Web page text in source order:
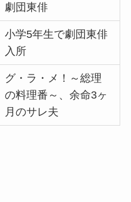
劇団東俳
小学5年生で劇団東俳
入所
グ・ラ・メ！～総理
の料理番～、余命3ヶ
月のサレ夫